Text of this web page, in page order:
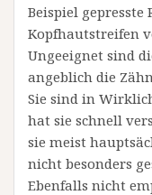
Beispiel
Kopfhautstreifen
Ungeeignet sind
angeblich die
Sie sind in
hat sie schnell
sie meist
nicht besonders
Ebenfalls nicht